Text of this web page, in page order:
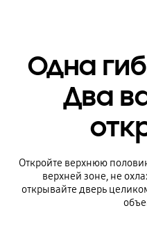
Одна
Два
Откройте верхнюю
верхней зоне, не
открывайте дверь